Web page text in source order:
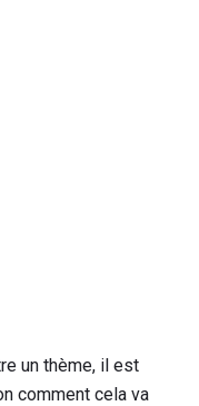
un thème, il est
comment cela va